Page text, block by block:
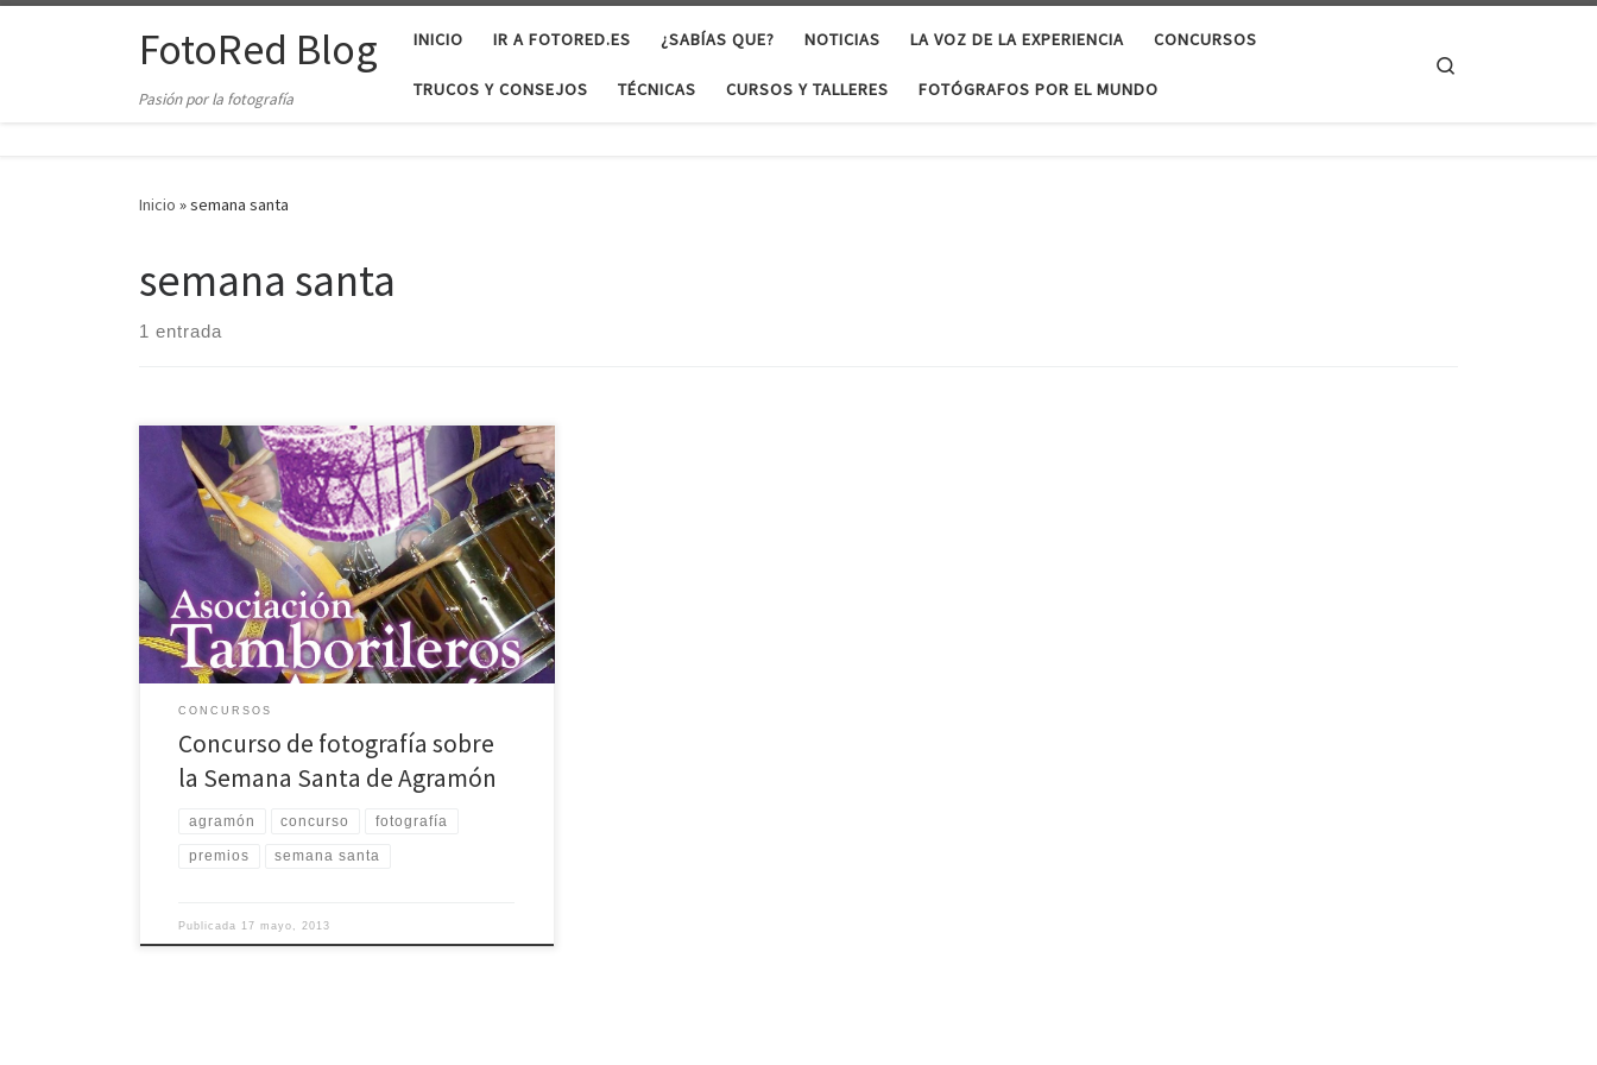
Saltar al contenidoFotoRed Blog
Pasión por la fotografía
INICIO IR A FOTORED.ES ¿SABÍAS QUE? NOTICIAS LA VOZ DE LA EXPERIENCIA CONCURSOS
TRUCOS Y CONSEJOS TÉCNICAS CURSOS Y TALLERES FOTÓGRAFOS POR EL MUNDO
Inicio »semana santa
semana santa
1 entrada
Un concurso de fotografía con 50 euros en premio y la
posibilidad de que la obra se convierta en el cartel de
la Tamborada de la Semana Santa en el año 2014 es
organizado por la Asociación de Tamborileros de
Agramón. Este certamen se denomina el I Concurso de
fotografía […]
CONCURSOS
Concurso de fotografía sobre
la Semana Santa de Agramón
agramón concurso fotografía
premios semana santa
Publicada 17 mayo, 2013